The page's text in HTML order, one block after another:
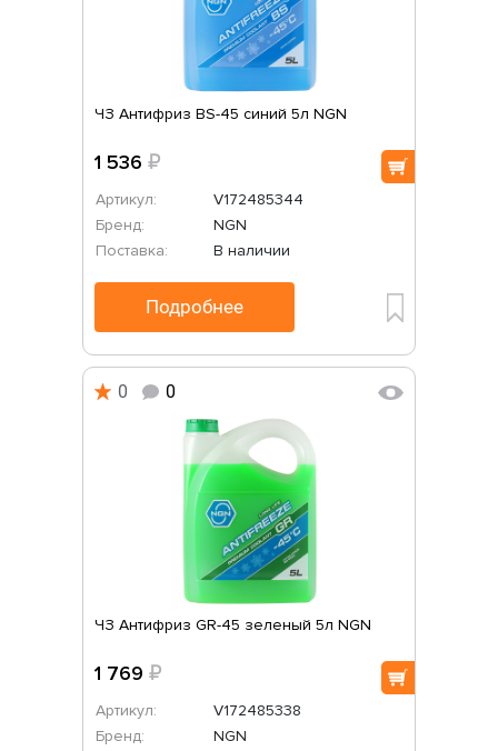
ЧЗ Антифриз BS-45 синий 5л NGN
1 536 ₽
Артикул:
V172485344
Бренд:
NGN
Поставка:
В наличии
Подробнее
0 0
ЧЗ Антифриз GR-45 зеленый 5л NGN
1 769 ₽
Артикул:
V172485338
Бренд:
NGN